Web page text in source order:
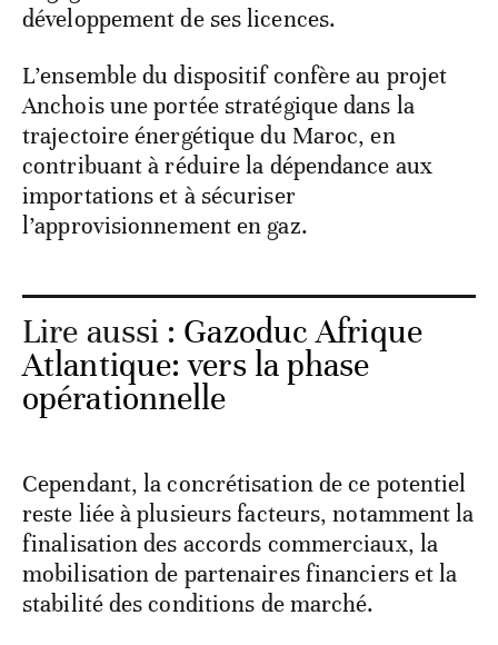
développement de ses licences.
L’ensemble du dispositif confère au projet
Anchois une portée stratégique dans la
trajectoire énergétique du Maroc, en
contribuant à réduire la dépendance aux
importations et à sécuriser
l’approvisionnement en gaz.
Lire aussi : Gazoduc Afrique
Atlantique: vers la phase
opérationnelle
Cependant, la concrétisation de ce potentiel
reste liée à plusieurs facteurs, notamment la
finalisation des accords commerciaux, la
mobilisation de partenaires financiers et la
stabilité des conditions de marché.